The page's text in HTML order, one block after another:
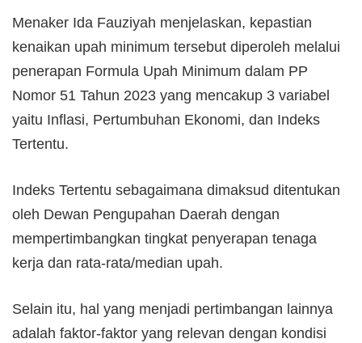
Menaker Ida Fauziyah menjelaskan, kepastian
kenaikan upah minimum tersebut diperoleh melalui
penerapan Formula Upah Minimum dalam PP
Nomor 51 Tahun 2023 yang mencakup 3 variabel
yaitu Inflasi, Pertumbuhan Ekonomi, dan Indeks
Tertentu.
Indeks Tertentu sebagaimana dimaksud ditentukan
oleh Dewan Pengupahan Daerah dengan
mempertimbangkan tingkat penyerapan tenaga
kerja dan rata-rata/median upah.
Selain itu, hal yang menjadi pertimbangan lainnya
adalah faktor-faktor yang relevan dengan kondisi